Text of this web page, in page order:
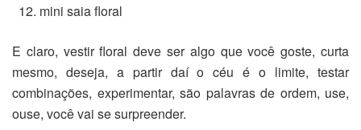
mini saia floral
E claro, vestir floral deve ser algo que você goste, curta
mesmo, deseja, a partir daí o céu é o limite, testar
combinações, experimentar, são palavras de ordem, use,
ouse, você vai se surpreender.